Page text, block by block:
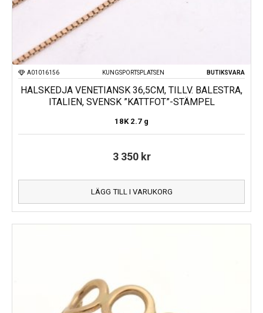
KUNGSPORTSPLATSEN
A01016156 BUTIKSVARA
HALSKEDJA VENETIANSK 36,5CM, TILLV. BALESTRA,
ITALIEN, SVENSK ”KATTFOT”-STÄMPEL
18K 2.7 g
3 350 kr
LÄGG TILL I VARUKORG